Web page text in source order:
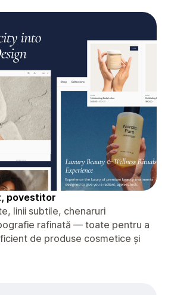
povestitor
linii subtile, chenaruri
rafinată — toate pentru a
de produse cosmetice și